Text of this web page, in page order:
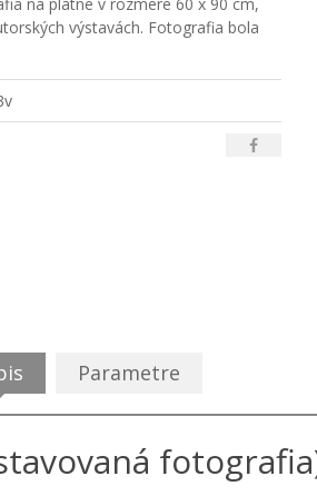
výstavách. Fotografia bola
Parametre